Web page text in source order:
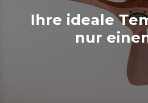
Ihre ideale
nur